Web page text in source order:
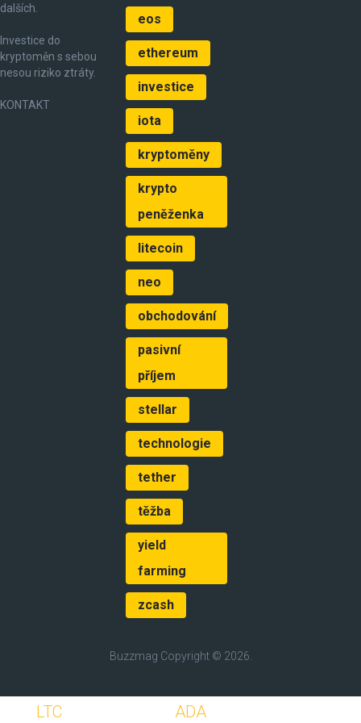
dalších.
Investice do
kryptoměn s sebou
nesou riziko ztráty.
KONTAKT
eos
ethereum
investice
iota
kryptoměny
krypto
peněženka
litecoin
neo
obchodování
pasivní
příjem
stellar
technologie
tether
těžba
yield
farming
zcash
Buzzmag Copyright © 2026.
LTC ADA